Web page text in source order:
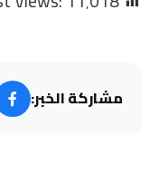
مشاركة الخبر: